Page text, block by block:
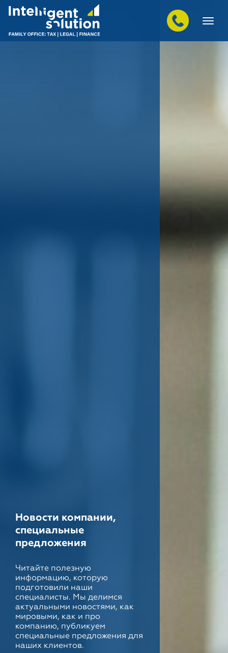
Новости компании,
специальные
предложения
Читайте полезную
информацию, которую
подготовили наши
специалисты. Мы делимся
актуальными новостями, как
мировыми, как и про
компанию, публикуем
специальные предложения для
наших клиентов.